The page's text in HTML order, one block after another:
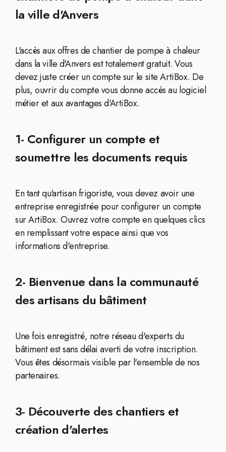
la ville d'Anvers
L'accès aux offres de chantier de pompe à chaleur
dans la ville d'Anvers est totalement gratuit. Vous
devez juste créer un compte sur le site ArtiBox. De
plus, ouvrir du compte vous donne accès au logiciel
métier et aux avantages d'ArtiBox.
1- Configurer un compte et
soumettre les documents requis
En tant qu'artisan frigoriste, vous devez avoir une
entreprise enregistrée pour configurer un compte
sur ArtiBox. Ouvrez votre compte en quelques clics
en remplissant votre espace ainsi que vos
informations d'entreprise.
2- Bienvenue dans la communauté
des artisans du bâtiment
Une fois enregistré, notre réseau d'experts du
bâtiment est sans délai averti de votre inscription.
Vous êtes désormais visible par l'ensemble de nos
partenaires.
3- Découverte des chantiers et
création d'alertes